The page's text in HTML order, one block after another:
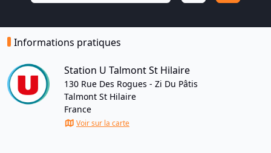
Informations pratiques
Station U Talmont St Hilaire
130 Rue Des Rogues - Zi Du Pâtis
Talmont St Hilaire
France
Voir sur la carte